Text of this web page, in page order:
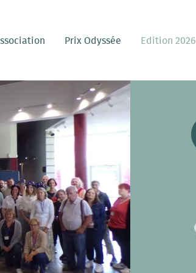
Prix Odyssée Edition 2026